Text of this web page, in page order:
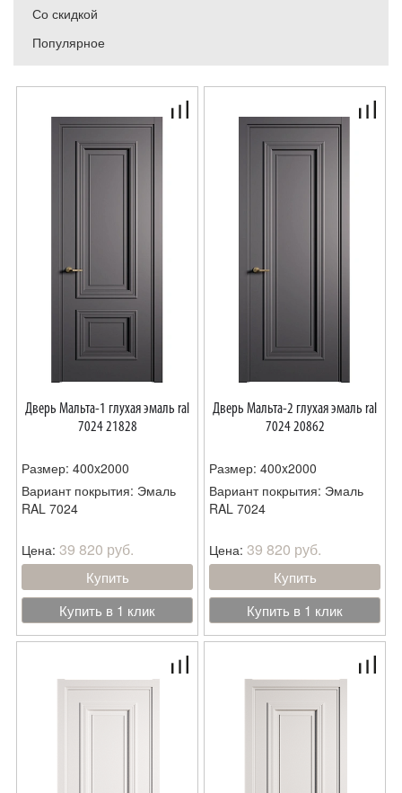
Со скидкой
Популярное
Дверь Мальта-1 глухая эмаль ral
7024 21828
Размер: 400x2000
Вариант покрытия: Эмаль
RAL 7024
Цена: 39 820 руб.
Купить
Купить в 1 клик
Дверь Мальта-2 глухая эмаль ral
7024 20862
Размер: 400x2000
Вариант покрытия: Эмаль
RAL 7024
Цена: 39 820 руб.
Купить
Купить в 1 клик